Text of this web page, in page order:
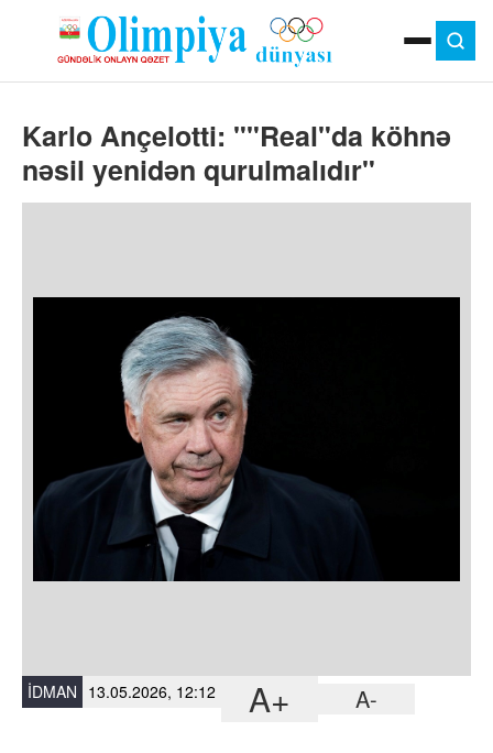
MOK
OLIMPIYA OYUNLARI
ÇAP VERSIYASI
MƏDƏNIYYƏT
Karlo Ançelotti: ""Real"da köhnə
nəsil yenidən qurulmalıdır"
İDMAN 13.05.2026, 12:12 A+ A-